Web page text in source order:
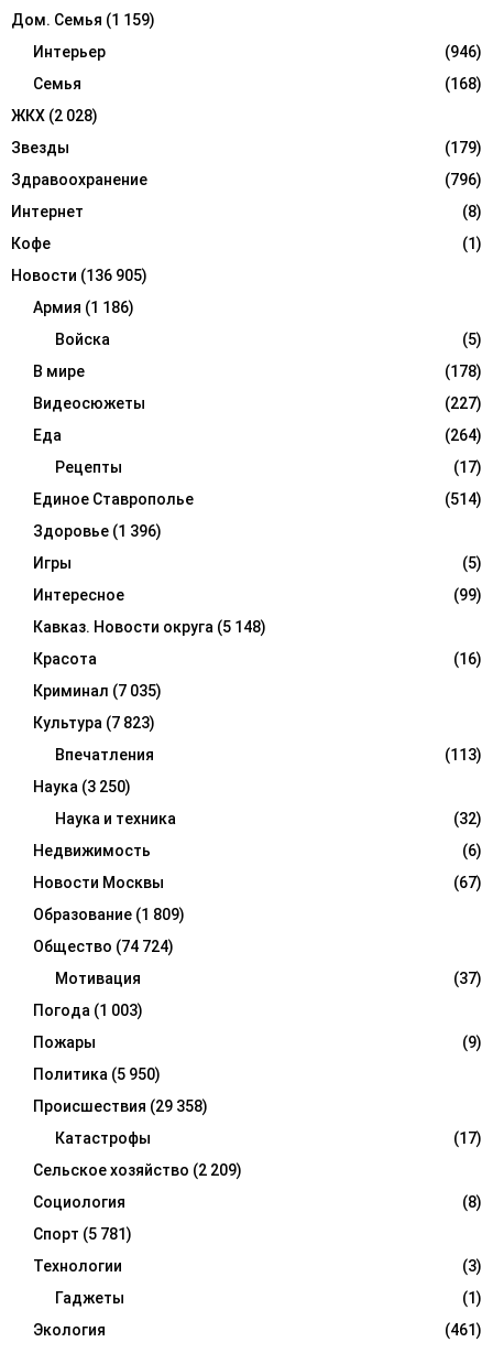
Дом. Семья (1 159)
Интерьер
(946)
Семья
(168)
ЖКХ (2 028)
Звезды
(179)
Здравоохранение
(796)
Интернет
(8)
Кофе
(1)
Новости (136 905)
Армия (1 186)
Войска
(5)
В мире
(178)
Видеосюжеты
(227)
Еда
(264)
Рецепты
(17)
Единое Ставрополье
(514)
Здоровье (1 396)
Игры
(5)
Интересное
(99)
Кавказ. Новости округа (5 148)
Красота
(16)
Криминал (7 035)
Культура (7 823)
Впечатления
(113)
Наука (3 250)
Наука и техника
(32)
Недвижимость
(6)
Новости Москвы
(67)
Образование (1 809)
Общество (74 724)
Мотивация
(37)
Погода (1 003)
Пожары
(9)
Политика (5 950)
Происшествия (29 358)
Катастрофы
(17)
Сельское хозяйство (2 209)
Социология
(8)
Спорт (5 781)
Технологии
(3)
Гаджеты
(1)
Экология
(461)